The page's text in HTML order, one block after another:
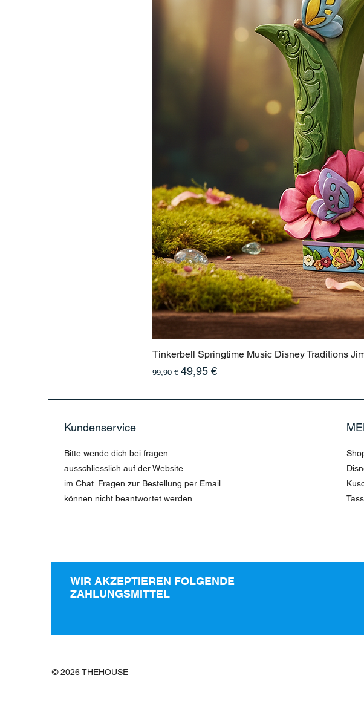
Tinkerbell Springtime Music Disney Traditions
Standardpreis
99,90 € Sale-Preis
49,95 €
Kundenservice
Bitte wende dich bei fragen
ausschliesslich auf der Website
im Chat. Fragen zur Bestellung per Email
können nicht beantwortet werden.
WIR AKZEPTIEREN FOLGENDE
ZAHLUNGSMITTEL
© 2026 THEHOUSE